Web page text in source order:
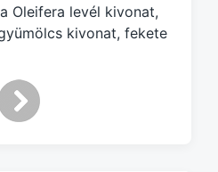
Oleifera levél kivonat,
kivonat, fekete